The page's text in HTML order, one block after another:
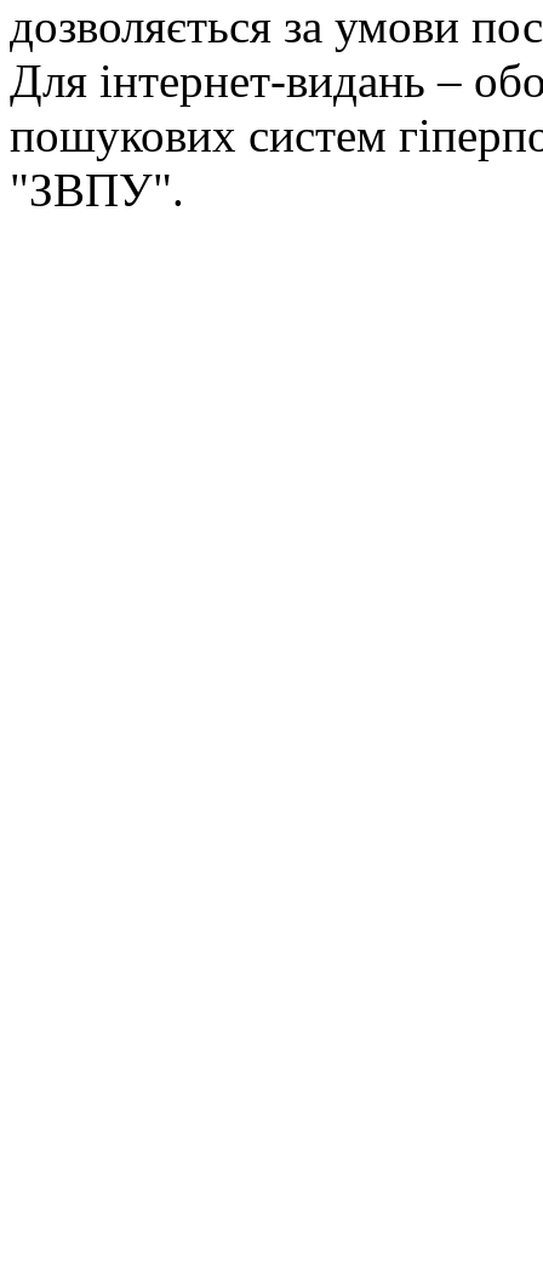
дозволяється за умови
Для інтернет-видань –
пошукових систем
"ЗВПУ".